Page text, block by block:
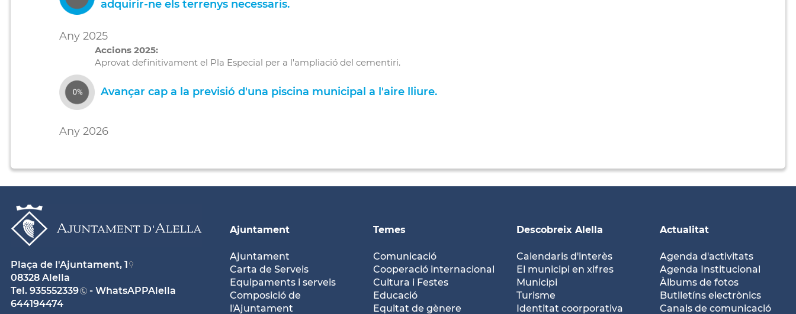
adquirir-ne els terrenys necessaris.
Any 2025
Accions 2025:
Aprovat definitivament el Pla Especial per a l'ampliació del cementiri.
Avançar cap a la previsió d'una piscina municipal a l'aire lliure.
Any 2026
Ajuntament
Ajuntament
Carta de Serveis
Equipaments i serveis
Composició de
l'Ajuntament
Temes
Comunicació
Cooperació internacional
Cultura i Festes
Educació
Equitat de gènere
Descobreix Alella
Calendaris d'interès
El municipi en xifres
Municipi
Turisme
Identitat coorporativa
Actualitat
Agenda d'activitats
Agenda Institucional
Àlbums de fotos
Butlletíns electrònics
Canals de comunicació
Plaça de l'Ajuntament, 1
08328 Alella
Tel. 935552339
- WhatsAPPAlella
644194474